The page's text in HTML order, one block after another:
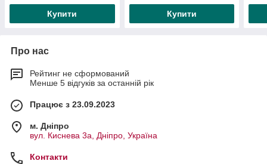
Купити Купити
Про нас
Рейтинг не сформований
Менше 5 відгуків за останній рік
Працює з 23.09.2023
м. Дніпро
вул. Киснева 3а, Дніпро, Україна
Контакти